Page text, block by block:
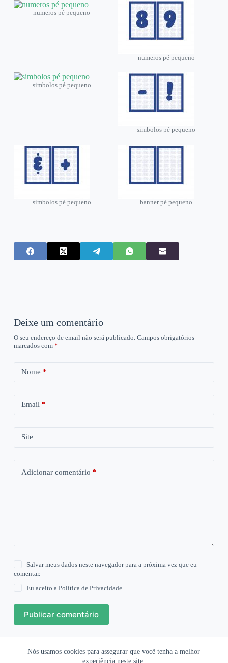
Nós usamos cookies para assegurar que você tenha a melhor
experiência neste site.
numeros pé pequeno
numeros pé pequeno
simbolos pé pequeno
simbolos pé pequeno
simbolos pé pequeno banner pé pequeno
Deixe um comentário
O seu endereço de email não será publicado. Campos obrigatórios
marcados com *
Nome *
Email*
Site
Adicionar comentário *
Salvar meus dados neste navegador para a próxima vez que eu
comentar.
Eu aceito aPolítica de Privacidade
Publicar comentário
Ofertas Shopee Política de Privacidade Sobre